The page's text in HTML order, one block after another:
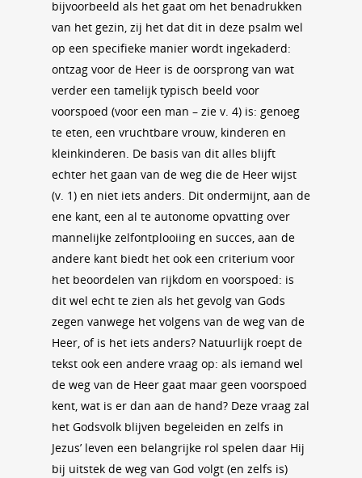
bijvoorbeeld als het gaat om het benadrukken
van het gezin, zij het dat dit in deze psalm wel
op een specifieke manier wordt ingekaderd:
ontzag voor de Heer is de oorsprong van wat
verder een tamelijk typisch beeld voor
voorspoed (voor een man – zie v. 4) is: genoeg
te eten, een vruchtbare vrouw, kinderen en
kleinkinderen. De basis van dit alles blijft
echter het gaan van de weg die de Heer wijst
(v. 1) en niet iets anders. Dit ondermijnt, aan de
ene kant, een al te autonome opvatting over
mannelijke zelfontplooiing en succes, aan de
andere kant biedt het ook een criterium voor
het beoordelen van rijkdom en voorspoed: is
dit wel echt te zien als het gevolg van Gods
zegen vanwege het volgens van de weg van de
Heer, of is het iets anders? Natuurlijk roept de
tekst ook een andere vraag op: als iemand wel
de weg van de Heer gaat maar geen voorspoed
kent, wat is er dan aan de hand? Deze vraag zal
het Godsvolk blijven begeleiden en zelfs in
Jezus’ leven een belangrijke rol spelen daar Hij
bij uitstek de weg van God volgt (en zelfs is)